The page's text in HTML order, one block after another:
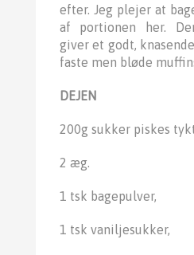
efter. Jeg plejer at
af portionen her.
giver et godt,
faste men bløde
DEJEN
200g sukker piskes
2 æg.
1 tsk bagepulver,
1 tsk vaniljesukker,